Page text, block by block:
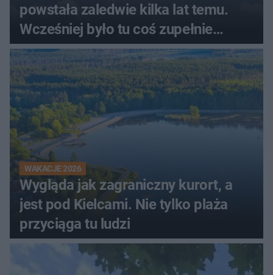
powstała zaledwie kilka lat temu.
Wcześniej było tu coś zupełnie
innego
WAKACJE 2026
Wygląda jak zagraniczny kurort, a
jest pod Kielcami. Nie tylko plaża
przyciąga tu ludzi